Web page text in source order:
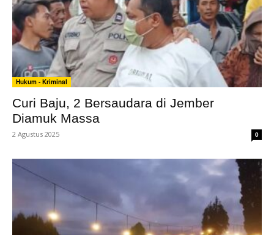
Hukum - Kriminal
Curi Baju, 2 Bersaudara di Jember
Diamuk Massa
2 Agustus 2025 0